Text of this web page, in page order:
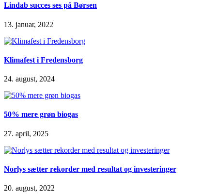
Lindab succes ses på Børsen
13. januar, 2022
Klimafest i Fredensborg
24. august, 2024
50% mere grøn biogas
27. april, 2025
Norlys sætter rekorder med resultat og investeringer
20. august, 2022